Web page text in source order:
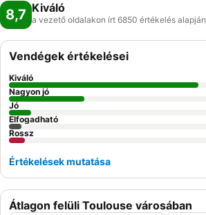
8,7 Kiváló
a vezető oldalakon írt 6850 értékelés alapján
Átlagon felüli Toulouse városában
Vendégek értékelései
Kiváló
Nagyon jó
Jó
Elfogadható
Rossz
Értékelések mutatása